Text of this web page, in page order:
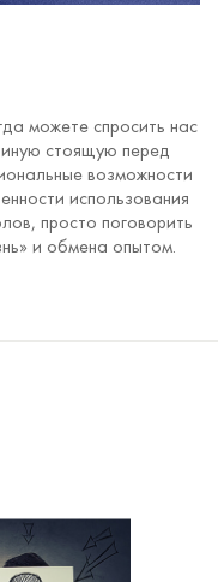
можете спросить нас
стоящую перед
возможности
использования
просто поговорить
и обмена опытом.